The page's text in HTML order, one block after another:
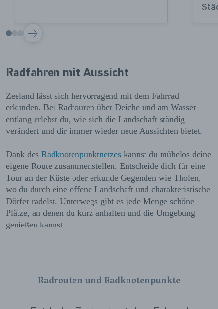
VOLGENDE
Radfahren mit Aussicht
Zeeland lässt sich hervorragend mit dem Fahrrad
erkunden. Bei Radtouren über Deiche und am Wasser
entlang erlebst du, wie sich die Landschaft ständig
verändert und dir immer wieder neue Aussichten bietet.
Dank des Radknotenpunktnetzes kannst du mühelos deine
eigene Route zusammenstellen. Entscheide dich für eine
Tour an der Küste oder erkunde Gegenden wie Tholen,
wo du durch eine offene Landschaft und charakteristische
Dörfer radelst. Unterwegs gibt es jede Menge schöne
Plätze, an denen du kurz anhalten und die Umgebung
genießen kannst.
Radrouten und Radknotenpunkte